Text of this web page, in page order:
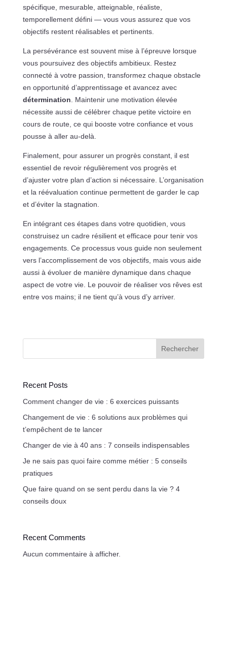
spécifique, mesurable, atteignable, réaliste,
temporellement défini — vous vous assurez que vos
objectifs restent réalisables et pertinents.
La persévérance est souvent mise à l’épreuve lorsque
vous poursuivez des objectifs ambitieux. Restez
connecté à votre passion, transformez chaque obstacle
en opportunité d’apprentissage et avancez avec
détermination . Maintenir une motivation élevée
nécessite aussi de célébrer chaque petite victoire en
cours de route, ce qui booste votre confiance et vous
pousse à aller au-delà.
Finalement, pour assurer un progrès constant, il est
essentiel de revoir régulièrement vos progrès et
d’ajuster votre plan d’action si nécessaire. L’organisation
et la réévaluation continue permettent de garder le cap
et d’éviter la stagnation.
En intégrant ces étapes dans votre quotidien, vous
construisez un cadre résilient et efficace pour tenir vos
engagements. Ce processus vous guide non seulement
vers l’accomplissement de vos objectifs, mais vous aide
aussi à évoluer de manière dynamique dans chaque
aspect de votre vie. Le pouvoir de réaliser vos rêves est
entre vos mains; il ne tient qu’à vous d’y arriver.
Rechercher
Recent Posts
Comment changer de vie : 6 exercices puissants
Changement de vie : 6 solutions aux problèmes qui
t’empêchent de te lancer
Changer de vie à 40 ans : 7 conseils indispensables
Je ne sais pas quoi faire comme métier : 5 conseils
pratiques
Que faire quand on se sent perdu dans la vie ? 4
conseils doux
Recent Comments
Aucun commentaire à afficher.